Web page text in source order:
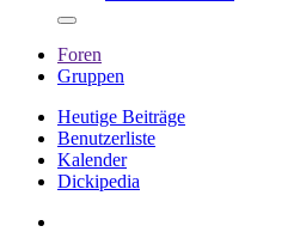
Foren
Gruppen
Heutige Beiträge
Benutzerliste
Kalender
Dickipedia